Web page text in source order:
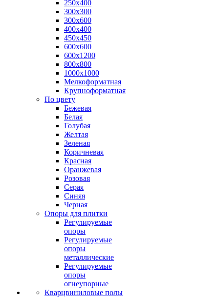
250х400
300х300
300х600
400х400
450х450
600х600
600х1200
800х800
1000х1000
Мелкоформатная
Крупноформатная
По цвету
Бежевая
Белая
Голубая
Желтая
Зеленая
Коричневая
Красная
Оранжевая
Розовая
Серая
Синяя
Черная
Опоры для плитки
Регулируемые
опоры
Регулируемые
опоры
металлические
Регулируемые
опоры
огнеупорные
Кварцвиниловые полы